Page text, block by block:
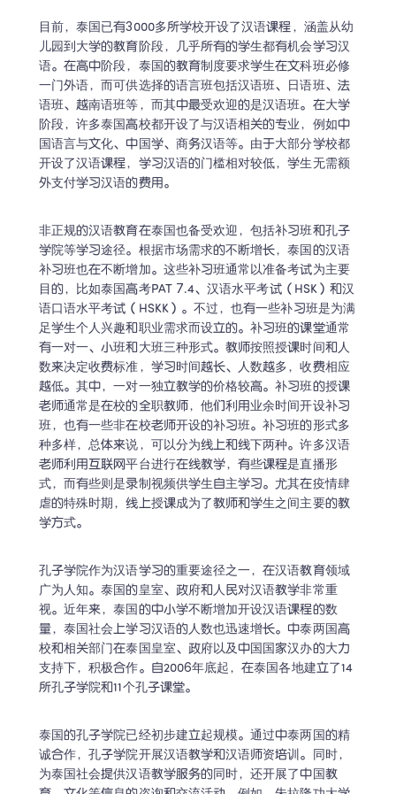
目前，泰国已有3000多所学校开设了汉语课程，涵盖从幼
儿园到大学的教育阶段，几乎所有的学生都有机会学习汉
语。在高中阶段，泰国的教育制度要求学生在文科班必修
一门外语，而可供选择的语言班包括汉语班、日语班、法
语班、越南语班等，而其中最受欢迎的是汉语班。在大学
阶段，许多泰国高校都开设了与汉语相关的专业，例如中
国语言与文化、中国学、商务汉语等。由于大部分学校都
开设了汉语课程，学习汉语的门槛相对较低，学生无需额
外支付学习汉语的费用。
非正规的汉语教育在泰国也备受欢迎，包括补习班和孔子
学院等学习途径。根据市场需求的不断增长，泰国的汉语
补习班也在不断增加。这些补习班通常以准备考试为主要
目的，比如泰国高考PAT 7.4、汉语水平考试（HSK）和汉
语口语水平考试（HSKK）。不过，也有一些补习班是为满
足学生个人兴趣和职业需求而设立的。补习班的课堂通常
有一对一、小班和大班三种形式。教师按照授课时间和人
数来决定收费标准，学习时间越长、人数越多，收费相应
越低。其中，一对一独立教学的价格较高。补习班的授课
老师通常是在校的全职教师，他们利用业余时间开设补习
班，也有一些非在校老师开设的补习班。补习班的形式多
种多样，总体来说，可以分为线上和线下两种。许多汉语
老师利用互联网平台进行在线教学，有些课程是直播形
式，而有些则是录制视频供学生自主学习。尤其在疫情肆
虐的特殊时期，线上授课成为了教师和学生之间主要的教
学方式。
孔子学院作为汉语学习的重要途径之一，在汉语教育领域
广为人知。泰国的皇室、政府和人民对汉语教学非常重
视。近年来，泰国的中小学不断增加开设汉语课程的数
量，泰国社会上学习汉语的人数也迅速增长。中泰两国高
校和相关部门在泰国皇室、政府以及中国国家汉办的大力
支持下，积极合作。自2006年底起，在泰国各地建立了14
所孔子学院和11个孔子课堂。
泰国的孔子学院已经初步建立起规模。通过中泰两国的精
诚合作，孔子学院开展汉语教学和汉语师资培训。同时，
为泰国社会提供汉语教学服务的同时，还开展了中国教